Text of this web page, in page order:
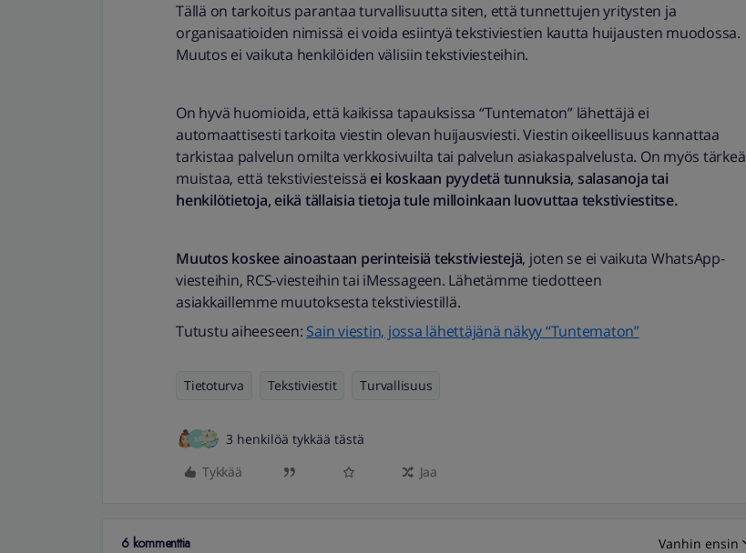
Tällä on tarkoitus parantaa turvallisuutta siten, että tunnettujen yritysten ja
organisaatioiden nimissä ei voida esiintyä tekstiviestien kautta huijausten muodossa.
Muutos ei vaikuta henkilöiden välisiin tekstiviesteihin.
On hyvä huomioida, että kaikissa tapauksissa “Tuntematon” lähettäjä ei
automaattisesti tarkoita viestin olevan huijausviesti. Viestin oikeellisuus kannattaa
tarkistaa palvelun omilta verkkosivuilta tai palvelun asiakaspalvelusta. On myös tärkeä
muistaa, että tekstiviesteissä ei koskaan pyydetä tunnuksia, salasanoja tai
henkilötietoja, eikä tällaisia tietoja tule milloinkaan luovuttaa tekstiviestitse.
Muutos koskee ainoastaan perinteisiä tekstiviestejä, joten se ei vaikuta WhatsApp-
viesteihin, RCS-viesteihin tai iMessageen. Lähetämme tiedotteen
asiakkaillemme muutoksesta tekstiviestillä.
Tutustu aiheeseen: Sain viestin, jossa lähettäjänä näkyy “Tuntematon”
Tietoturva Tekstiviestit Turvallisuus
M
3 henkilöä tykkää tästä
Tykkää
Jaa
6 kommenttia Vanhin ensin